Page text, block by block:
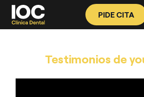
PIDE CITA
Testimonios de